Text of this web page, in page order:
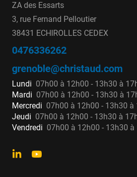
ZA des Essarts
3, rue Fernand Pelloutier
38431 ECHIROLLES CEDEX
0476336262
grenoble@christaud.com
Lundi 07h00 à 12h00 - 13h30 à
Mardi 07h00 à 12h00 - 13h30 à
Mercredi 07h00 à 12h00 - 13h30 à
Jeudi 07h00 à 12h00 - 13h30 à
Vendredi 07h00 à 12h00 - 13h30 à